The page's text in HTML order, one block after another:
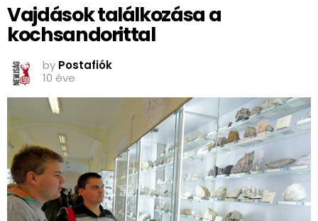
Vajdások találkozása a
kochsandorittal
by Postafiók
10 éve